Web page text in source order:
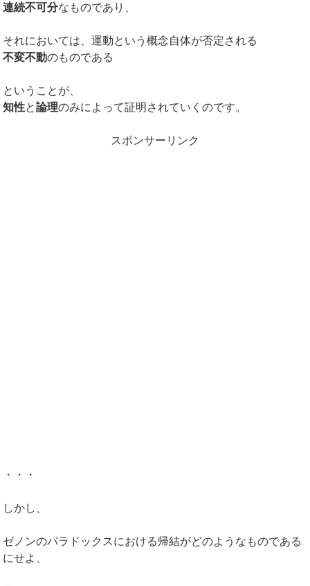
連続不可分なものであり、
それにおいては、運動という概念自体が否定される
不変不動のものである
ということが、
知性と論理のみによって証明されていくのです。
スポンサーリンク
・・・
しかし、
ゼノンのパラドックスにおける帰結がどのようなものである
にせよ、